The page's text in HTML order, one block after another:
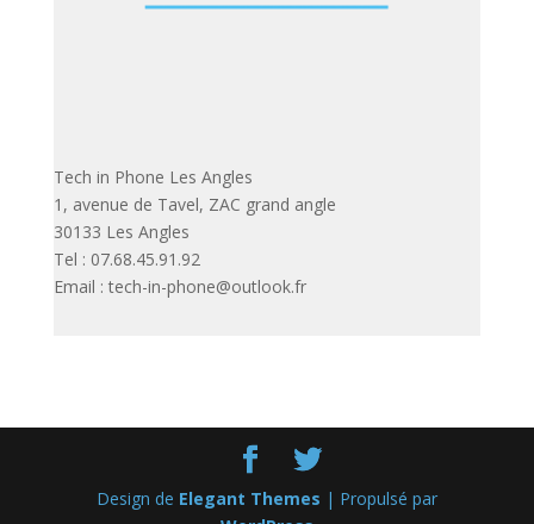
Tech in Phone Les Angles
1, avenue de Tavel, ZAC grand angle
30133 Les Angles
Tel : 07.68.45.91.92
Email : tech-in-phone@outlook.fr
Design de Elegant Themes | Propulsé par